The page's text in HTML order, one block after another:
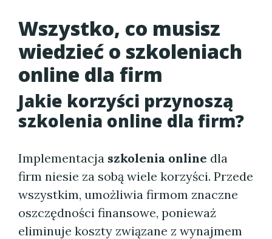
Wszystko, co musisz
wiedzieć o szkoleniach
online dla firm
Jakie korzyści przynoszą
szkolenia online dla firm?
Implementacja szkolenia online dla
firm niesie za sobą wiele korzyści. Przede
wszystkim, umożliwia firmom znaczne
oszczędności finansowe, ponieważ
eliminuje koszty związane z wynajmem